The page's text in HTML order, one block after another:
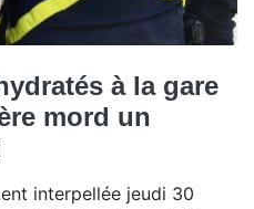
à la gare
mord un
interpellée jeudi 30